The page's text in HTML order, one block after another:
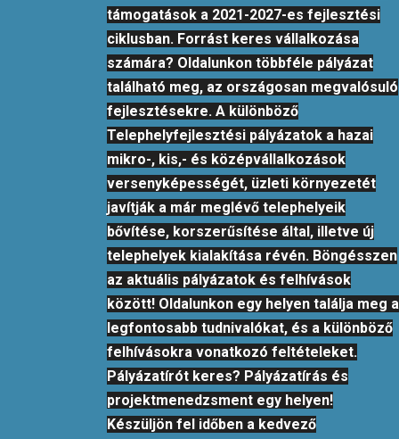
támogatások a 2021-2027-es fejlesztési
ciklusban. Forrást keres vállalkozása
számára? Oldalunkon többféle pályázat
található meg, az országosan megvalósuló
fejlesztésekre. A különböző
Telephelyfejlesztési pályázatok a hazai
mikro-, kis,- és középvállalkozások
versenyképességét, üzleti környezetét
javítják a már meglévő telephelyeik
bővítése, korszerűsítése által, illetve új
telephelyek kialakítása révén. Böngésszen
az aktuális pályázatok és felhívások
között! Oldalunkon egy helyen találja meg a
legfontosabb tudnivalókat, és a különböző
felhívásokra vonatkozó feltételeket.
Pályázatírót keres? Pályázatírás és
projektmenedzsment egy helyen!
Készüljön fel időben a kedvező